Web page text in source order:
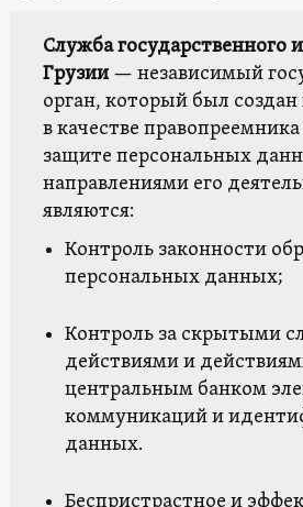
Служба государственного
Грузии— независимый
орган, который был создан
в качестве
защите персональных
направлениями его
являются:
Контроль законности
персональных данных;
Контроль за скрытыми
действиями и
центральным банком
коммуникаций и
данных.
Беспристрастное и